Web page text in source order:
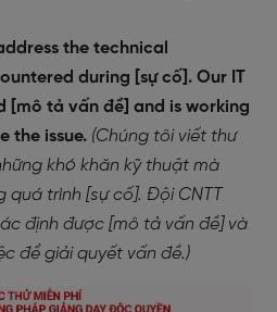
the technical
during [sự cố]. Our IT
[mô tả vấn đề] and is working
the issue. (Chúng tôi viết thư
khó khăn kỹ thuật mà
trình [sự cố]. Đội CNTT
định được [mô tả vấn đề] và
để giải quyết vấn đề.)